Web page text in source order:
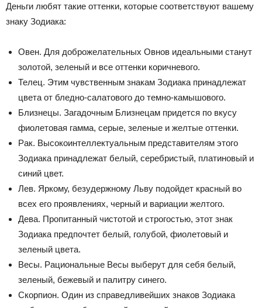
Деньги любят такие оттенки, которые соответствуют вашему
знаку Зодиака:
Овен. Для доброжелательных Овнов идеальными станут
золотой, зеленый и все оттенки коричневого.
Телец. Этим чувственным знакам Зодиака принадлежат
цвета от бледно-салатового до темно-камышового.
Близнецы. Загадочным Близнецам придется по вкусу
фиолетовая гамма, серые, зеленые и желтые оттенки.
Рак. Высокоинтеллектуальным представителям этого
Зодиака принадлежат белый, серебристый, платиновый и
синий цвет.
Лев. Яркому, безудержному Льву подойдет красный во
всех его проявлениях, черный и вариации желтого.
Дева. Пропитанный чистотой и строгостью, этот знак
Зодиака предпочтет белый, голубой, фиолетовый и
зеленый цвета.
Весы. Рациональные Весы выберут для себя белый,
зеленый, бежевый и палитру синего.
Скорпион. Один из справедливейших знаков Зодиака